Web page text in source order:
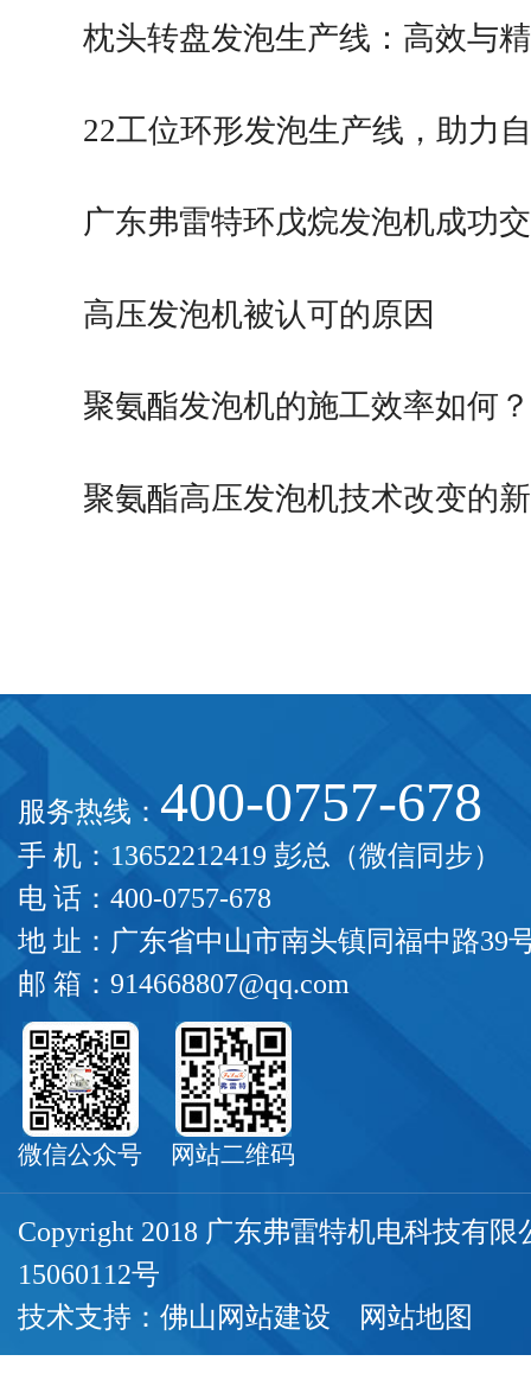
枕头转盘发泡生产线：高效与
的…
22工位环形发泡生产线，助力
化…
广东弗雷特环戊烷发泡机成功
高压发泡机被认可的原因
聚氨酯发泡机的施工效率如何？
聚氨酯高压发泡机技术改变的
服务热线： 400-0757-678
手 机：13652212419 彭总（微信同步）
电 话：400-0757-678
地 址：广东省中山市南头镇同福中路39
邮 箱：914668807@qq.com
微信公众号 网站二维码
Copyright 2018 广东弗雷特机电科技有
15060112号
技术支持： 佛山网站建设 网站地图